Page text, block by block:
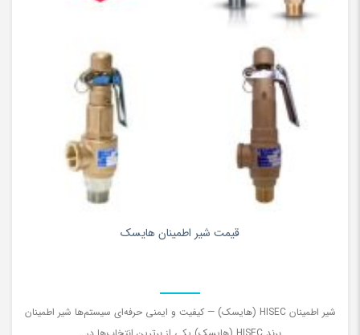
قیمت شیر اطمینان هایسک
شیر اطمینان HISEC (هایسک) — کیفیت و ایمنی حرفه‌ای سیستم‌ها شیر اطمینان